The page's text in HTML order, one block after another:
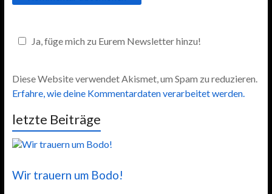
Ja, füge mich zu Eurem Newsletter hinzu!
Diese Website verwendet Akismet, um Spam zu reduzieren.
Erfahre, wie deine Kommentardaten verarbeitet werden.
letzte Beiträge
Wir trauern um Bodo!